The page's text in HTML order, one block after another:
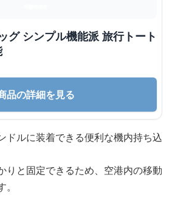
グ シンプル機能派 旅行トート
品の詳細を見る
ドルに装着できる便利な機内持ち込
りと固定できるため、空港内の移動